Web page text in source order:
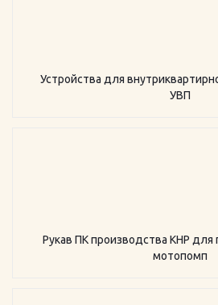
Устройства для
УВП
Рукав ПК производства КНР для
мотопомп